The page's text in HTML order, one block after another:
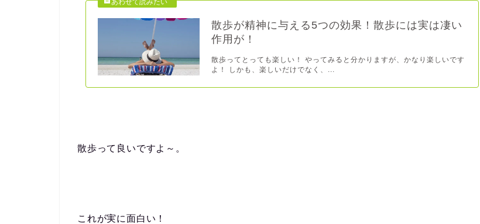
散歩が精神に与える5つの効果！散歩には実は凄い
作用が！
散歩ってとっても楽しい！ やってみると分かりますが、かなり楽しいです
よ！ しかも、楽しいだけでなく、...
散歩って良いですよ～。
これが実に面白い！